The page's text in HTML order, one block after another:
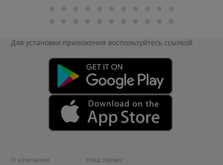
Для установки приложения воспользуйтесь ссылкой
О компании
Наш сервис